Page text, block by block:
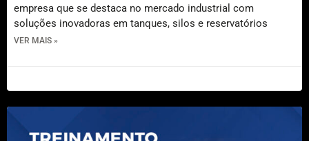
empresa que se destaca no mercado industrial com
soluções inovadoras em tanques, silos e reservatórios
VER MAIS »